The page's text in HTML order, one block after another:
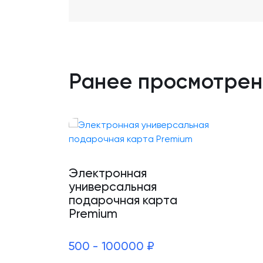
Ранее
Электронная
универсальная
подарочная карта
Premium
500 - 100000 ₽